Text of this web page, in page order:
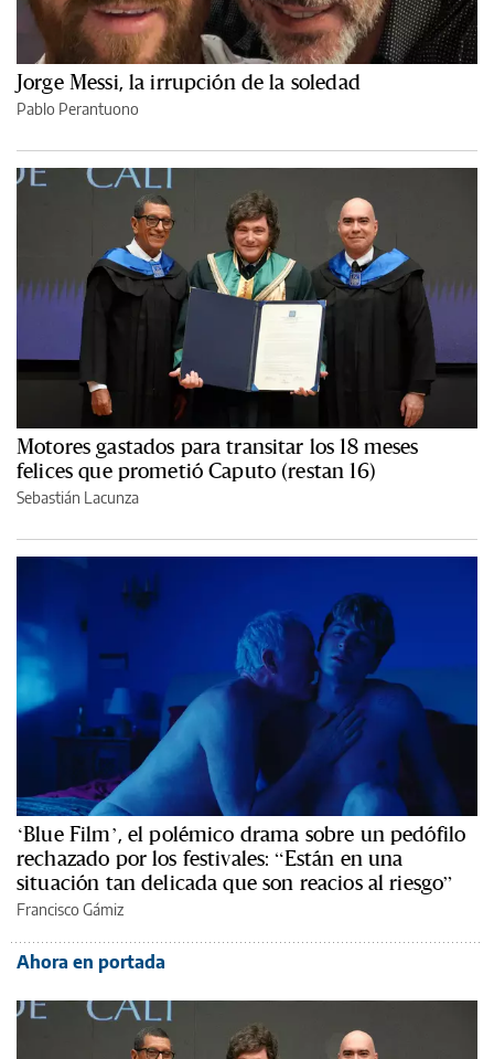
Jorge Messi, la irrupción de la soledad
Pablo Perantuono
Motores gastados para transitar los 18 meses
felices que prometió Caputo (restan 16)
Sebastián Lacunza
‘Blue Film’, el polémico drama sobre un pedófilo
rechazado por los festivales: “Están en una
situación tan delicada que son reacios al riesgo”
Francisco Gámiz
Ahora en portada